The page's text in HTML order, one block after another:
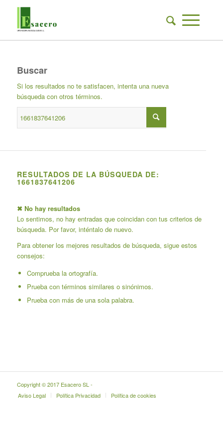
Buscar
Si los resultados no te satisfacen, intenta una nueva
búsqueda con otros términos.
RESULTADOS DE LA BÚSQUEDA DE:
1661837641206
✖ No hay resultados
Lo sentimos, no hay entradas que coincidan con tus criterios de
búsqueda. Por favor, inténtalo de nuevo.
Para obtener los mejores resultados de búsqueda, sigue estos
consejos:
Comprueba la ortografía.
Prueba con términos similares o sinónimos.
Prueba con más de una sola palabra.
Copyright © 2017 Esacero SL -
Aviso Legal
Política Privacidad Política de cookies